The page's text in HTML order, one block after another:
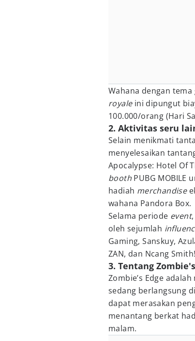
Wahana dengan
royaleini dipungut
100.000/orang (Hari
2. Aktivitas seru
Selain menikmati
menyelesaikan
Apocalypse: Hotel Of
booth PUBG MOBILE
hadiah merchandise
wahana Pandora Box.
Selama periode event
oleh sejumlah
Gaming, Sanskuy,
ZAN, dan Ncang Smith!
3. Tentang
Zombie’s Edge
sedang berlangsung
dapat merasakan
menantang berkat
malam.